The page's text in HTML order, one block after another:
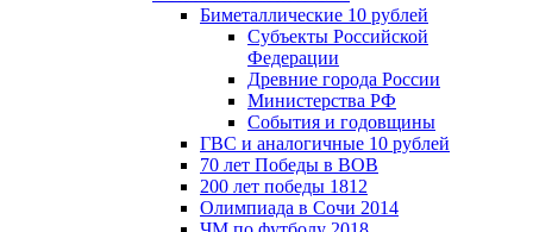
Биметаллические 10 рублей
Субъекты Российской
Федерации
Древние города России
Министерства РФ
События и годовщины
ГВС и аналогичные 10 рублей
70 лет Победы в ВОВ
200 лет победы 1812
Олимпиада в Сочи 2014